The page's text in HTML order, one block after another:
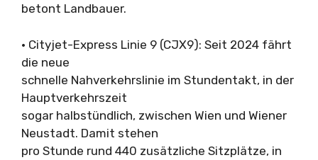
betont Landbauer.
· Cityjet-Express Linie 9 (CJX9): Seit 2024 fährt
die neue
schnelle Nahverkehrslinie im Stundentakt, in der
Hauptverkehrszeit
sogar halbstündlich, zwischen Wien und Wiener
Neustadt. Damit stehen
pro Stunde rund 440 zusätzliche Sitzplätze, in